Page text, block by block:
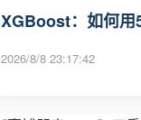
XGBoost：如何用
2026/8/8 23:17:42